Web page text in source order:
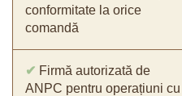
conformitate la orice
comandă
✔ Firmă autorizată de
ANPC pentru operațiuni cu